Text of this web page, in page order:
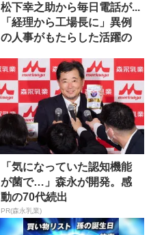
松下幸之助から毎日電話が...
「経理から工場長に」異例
の人事がもたらした活躍の
「気になっていた認知機能
が菌で…」森永が開発。感
動の70代続出
PR(森永乳業)